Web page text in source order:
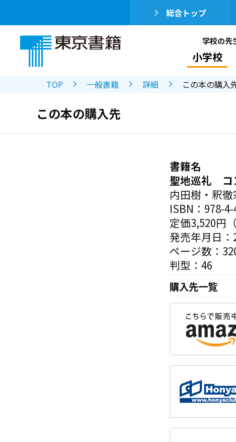
総合トップ
学校の先
小学校
TOP 一般書籍 詳細 この本の購入
この本の購入先
書籍名
聖地巡礼 コ
内田樹・釈
ISBN：978-
定価3,520円
発売年月日：
ページ数：
判型：46
購入先一覧